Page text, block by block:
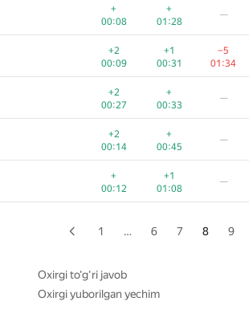
+
00:08
+
01:28
—
+2
00:09
+1
00:31
−5
01:34
+2
00:27
+
00:33
—
+2
00:14
+
00:45
—
+
00:12
+1
01:08
—
00:13
01:09
+2
00:08
+1
00:15
—
+1
00:27
00:37
+1
00:11
00:53
00:29
00:41
+1
1 … 6 7 8 9
Oxirgi to‘g‘ri javob
Oxirgi yuborilgan yechim